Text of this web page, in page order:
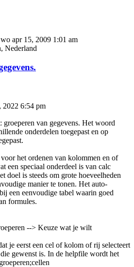
wo apr 15, 2009 1:01 am
Nederland
2022 6:54 pm
groeperen van gegevens. Het woord
onderdelen toegepast en op
het ordenen van kolommen en of
een speciaal onderdeel is van calc
doel is steeds om grote hoeveelheden
manier te tonen. Het auto-
een eenvoudige tabel waarin goed
formules.
--> Keuze wat je wilt
je eerst een cel of kolom of rij selecteert
gewenst is. In de helpfile wordt het